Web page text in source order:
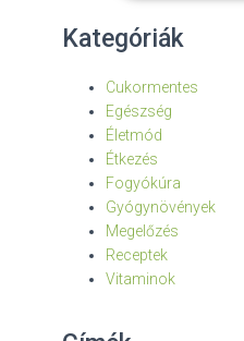
Kategóriák
Cukormentes
Egészség
Életmód
Étkezés
Fogyókúra
Gyógynövények
Megelőzés
Receptek
Vitaminok